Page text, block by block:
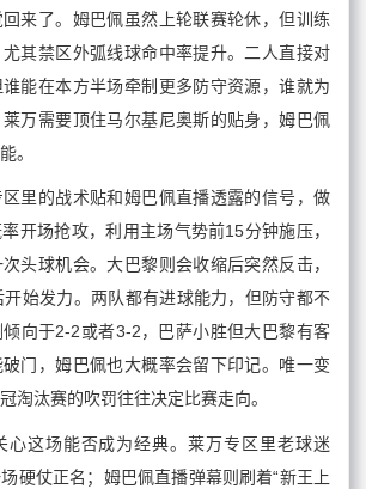
来了。姆巴佩虽然上轮联赛轮休，但训练
其禁区外弧线球命中率提升。二人直接对
能在本方半场牵制更多防守资源，谁就为
万需要顶住马尔基尼奥斯的贴身，姆巴佩
。
里的战术贴和姆巴佩直播透露的信号，做
开场抢攻，利用主场气势前15分钟施压，
头球机会。大巴黎则会收缩后突然反击，
始发力。两队都有进球能力，但防守都不
向于2-2或者3-2，巴萨小胜但大巴黎有客
门，姆巴佩也大概率会留下印记。唯一变
淘汰赛的吹罚往往决定比赛走向。
心这场能否成为经典。莱万专区里老球迷
硬仗正名；姆巴佩直播弹幕则刷着“新王上